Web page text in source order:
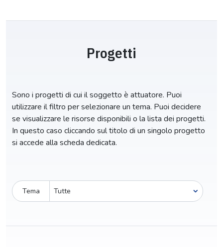
Progetti
Sono i progetti di cui il soggetto è attuatore. Puoi
utilizzare il filtro per selezionare un tema. Puoi decidere
se visualizzare le risorse disponibili o la lista dei progetti.
In questo caso cliccando sul titolo di un singolo progetto
si accede alla scheda dedicata.
Tema